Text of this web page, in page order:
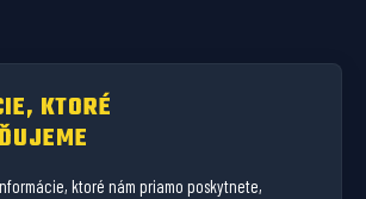
KTORÉ
ktoré nám priamo poskytnete,